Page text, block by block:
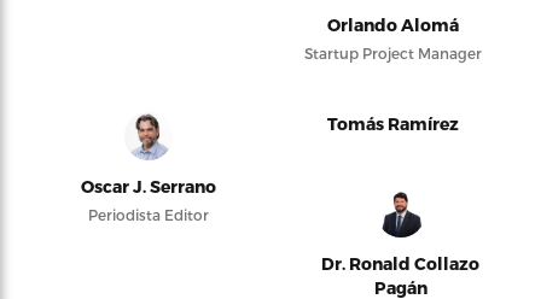
Orlando Alomá
Startup Project Manager
Oscar J. Serrano
Periodista Editor
Tomás Ramírez
Dr. Ronald Collazo
Pagán